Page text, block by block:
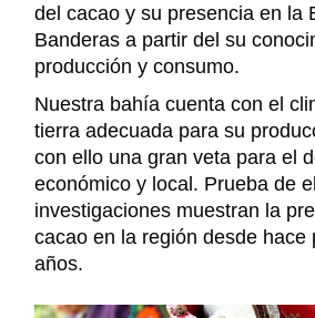
del cacaoy su presencia en la
Banderasa partir del su
producción y consumo.
Nuestra bahíacuenta con el
tierra adecuada para su
con ello una gran veta para el
económico y local. Prueba de
investigaciones muestran la
cacao en la región desde hace
años.